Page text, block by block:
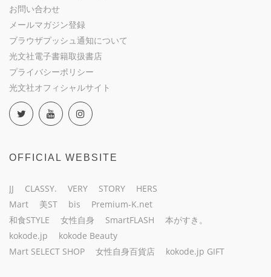
お問い合わせ
メールマガジン登録
ブラウザプッシュ通知について
光文社電子書籍取扱書店
プライバシーポリシー
光文社オフィシャルサイト
OFFICIAL WEBSITE
JJ CLASSY. VERY STORY
HERS
Mart
美ST bis
Premium-K.net
和食STYLE
女性自身 SmartFLASH
本がすき。
kokode.jp
kokode Beauty
Mart SELECT SHOP
女性自身百貨店 kokode.jp GIFT